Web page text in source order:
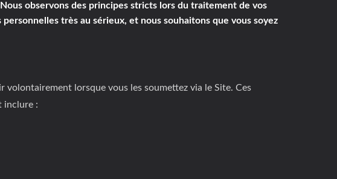
observons des principes stricts lors du traitement de vos
très au sérieux, et nous souhaitons que vous soyez
lorsque vous les soumettez via le Site. Ces
inclure :